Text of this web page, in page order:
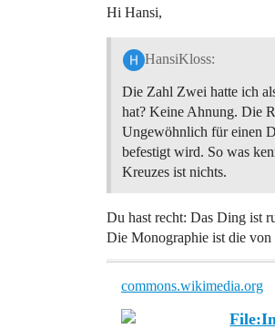
Hi Hansi,
HansiKloss:
Die Zahl Zwei hatte ich
hat? Keine Ahnung. Die
Ungewöhnlich für einen
befestigt wird. So was
Kreuzes ist nichts.
Du hast recht: Das Ding ist
Die Monographie ist die
commons.wikimedia.org